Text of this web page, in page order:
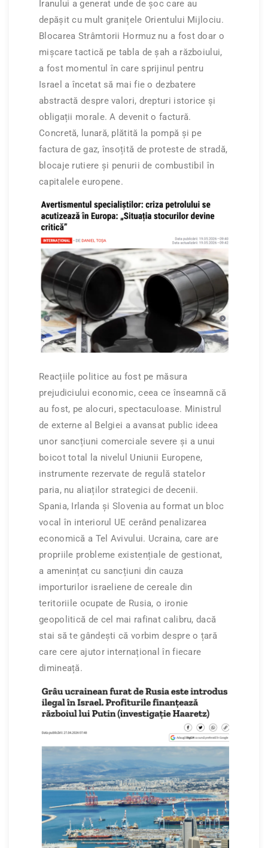
Iranului a generat unde de șoc care au
depășit cu mult granițele Orientului Mijlociu.
Blocarea Strâmtorii Hormuz nu a fost doar o
mișcare tactică pe tabla de șah a războiului,
a fost momentul în care sprijinul pentru
Israel a încetat să mai fie o dezbatere
abstractă despre valori, drepturi istorice și
obligații morale. A devenit o factură.
Concretă, lunară, plătită la pompă și pe
factura de gaz, însoțită de proteste de stradă,
blocaje rutiere și penurii de combustibil în
capitalele europene.
Reacțiile politice au fost pe măsura
prejudiciului economic, ceea ce înseamnă că
au fost, pe alocuri, spectaculoase. Ministrul
de externe al Belgiei a avansat public ideea
unor sancțiuni comerciale severe și a unui
boicot total la nivelul Uniunii Europene,
instrumente rezervate de regulă statelor
paria, nu aliaților strategici de decenii.
Spania, Irlanda și Slovenia au format un bloc
vocal în interiorul UE cerând penalizarea
economică a Tel Avivului. Ucraina, care are
propriile probleme existențiale de gestionat,
a amenințat cu sancțiuni din cauza
importurilor israeliene de cereale din
teritoriile ocupate de Rusia, o ironie
geopolitică de cel mai rafinat calibru, dacă
stai să te gândești că vorbim despre o țară
care cere ajutor internațional în fiecare
dimineață.